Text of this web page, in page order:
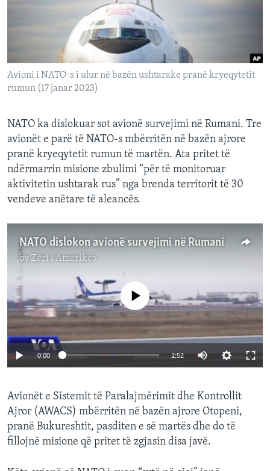
Avioni i NATO-s i ulur në bazën ushtarake pranë kryeqytetit
rumun (17 janar 2023)
NATO ka dislokuar sot avionë survejimi në Rumani. Tre
avionët e parë të NATO-s mbërritën në bazën ajrore
pranë kryeqytetit rumun të martën. Ata pritet të
ndërmarrin misione zbulimi “për të monitoruar
aktivitetin ushtarak rus” nga brenda territorit të 30
vendeve anëtare të aleancës.
NATO dislokon avionë survejimi në Rumani
byZëri i Amerikës
No media source currently available
0:00 1:52
Avionët e Sistemit të Paralajmërimit dhe Kontrollit
Ajror (AWACS) mbërritën në bazën ajrore Otopeni,
pranë Bukureshtit, pasditen e së martës dhe do të
fillojnë misione që pritet të zgjasin disa javë.